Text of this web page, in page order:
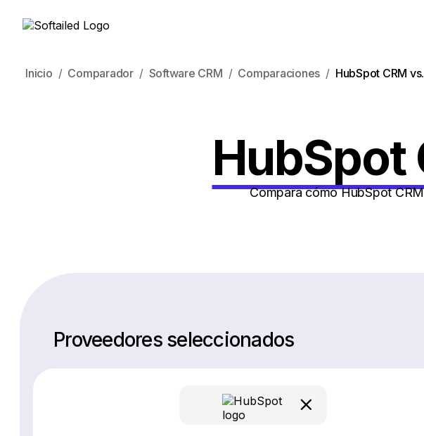
Inicio Comparador Software CRM Comparaciones HubSpot CRM
HubSpot
Compara cómo HubSpot
Proveedores seleccionados